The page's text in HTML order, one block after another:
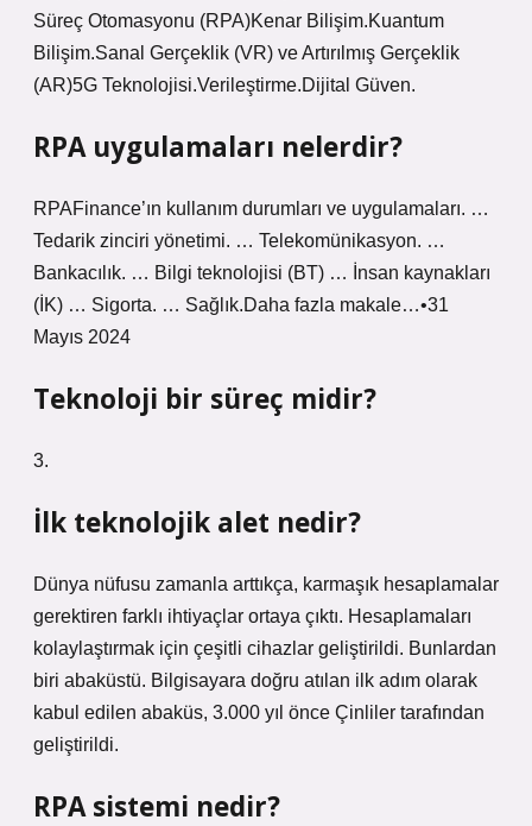
Süreç Otomasyonu (RPA)Kenar Bilişim.Kuantum
Bilişim.Sanal Gerçeklik (VR) ve Artırılmış Gerçeklik
(AR)5G Teknolojisi.Verileştirme.Dijital Güven.
RPA uygulamaları nelerdir?
RPAFinance’ın kullanım durumları ve uygulamaları. …
Tedarik zinciri yönetimi. … Telekomünikasyon. …
Bankacılık. … Bilgi teknolojisi (BT) … İnsan kaynakları
(İK) … Sigorta. … Sağlık.Daha fazla makale…•31
Mayıs 2024
Teknoloji bir süreç midir?
3.
İlk teknolojik alet nedir?
Dünya nüfusu zamanla arttıkça, karmaşık hesaplamalar
gerektiren farklı ihtiyaçlar ortaya çıktı. Hesaplamaları
kolaylaştırmak için çeşitli cihazlar geliştirildi. Bunlardan
biri abaküstü. Bilgisayara doğru atılan ilk adım olarak
kabul edilen abaküs, 3.000 yıl önce Çinliler tarafından
geliştirildi.
RPA sistemi nedir?